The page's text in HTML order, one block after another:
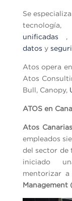
Se
unificadas ,
datos y
Atos opera
Atos
Bull, Canopy,
ATOS en
Atos
empleados
del sector de
iniciado
mentorizar
Management